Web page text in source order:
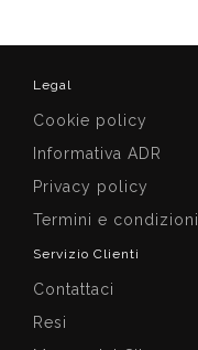
Legal
Cookie policy
Informativa ADR
Privacy policy
Termini e condizioni
Servizio Clienti
Contattaci
Resi